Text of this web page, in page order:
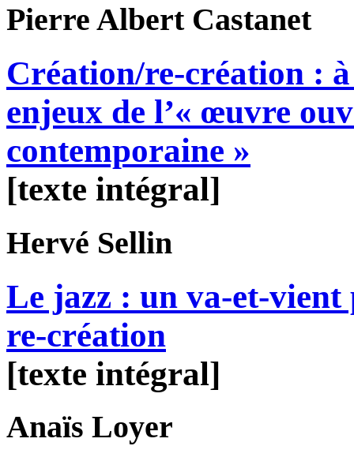
Pierre Albert Castanet
Création/re-création :
enjeux de l’« œuvre
contemporaine »
[texte intégral]
Hervé Sellin
Le jazz : un va-et-
re-création
[texte intégral]
Anaïs Loyer